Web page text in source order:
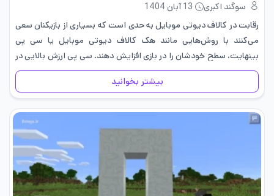
سوگند اکبری
13 آبان 1404
رقابت در کالاف دیوتی موبایل به حدی است که بسیاری از بازیکنان سعی
می‌کنند با روش‌هایی مانند هک کالاف دیوتی موبایل یا سی پی
بینهایت، سطح خودشان را در بازی افزایش دهند. سی پی ارزش بالایی در
کالاف دیوتی دارد…
بیشتر بخوانید